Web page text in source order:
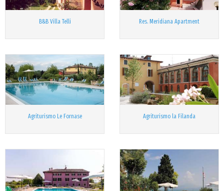
B&B Villa Telli Res. Meridiana Apartment
Agriturismo Le Fornase Agriturismo la Filanda